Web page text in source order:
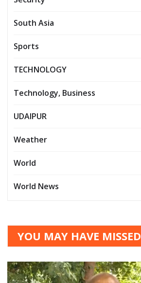
South Asia
Sports
TECHNOLOGY
Technology, Business
UDAIPUR
Weather
World
World News
YOU MAY HAVE MISSED